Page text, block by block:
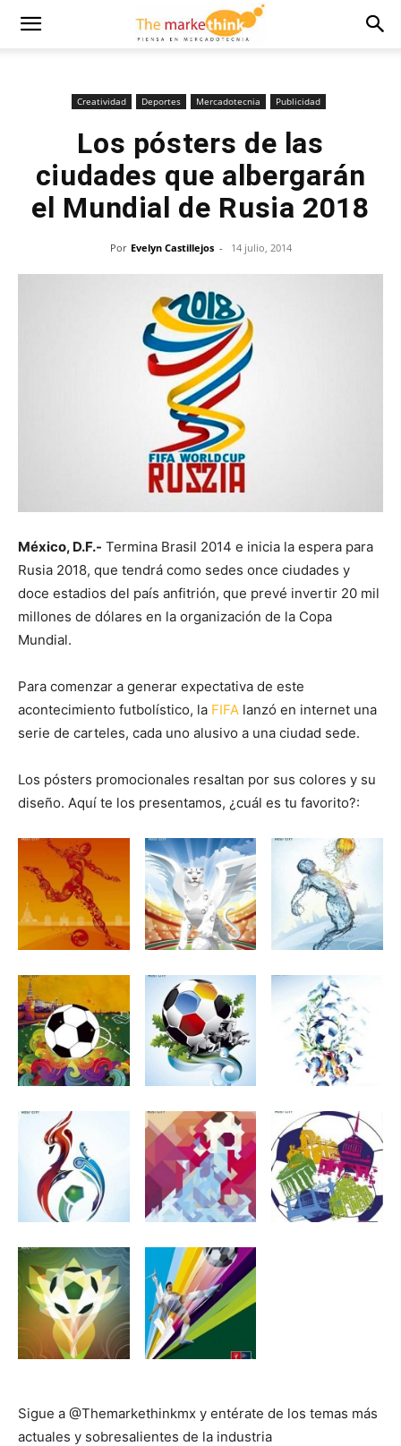
Creatividad Deportes Mercadotecnia Publicidad
Los pósters de las
ciudades que albergarán
el Mundial de Rusia 2018
Por Evelyn Castillejos - 14 julio, 2014
México, D.F.- Termina Brasil 2014 e inicia la espera para
Rusia 2018, que tendrá como sedes once ciudades y
doce estadios del país anfitrión, que prevé invertir 20 mil
millones de dólares en la organización de la Copa
Mundial.
Para comenzar a generar expectativa de este
acontecimiento futbolístico, la FIFA lanzó en internet una
serie de carteles, cada uno alusivo a una ciudad sede.
Los pósters promocionales resaltan por sus colores y su
diseño. Aquí te los presentamos, ¿cuál es tu favorito?:
Sigue a @Themarkethinkmx y entérate de los temas más
actuales y sobresalientes de la industria